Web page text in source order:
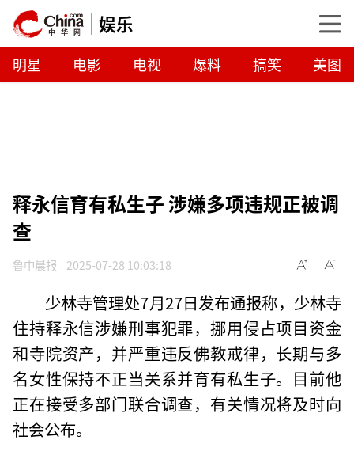
娱乐
明星 电影 电视 爆料 搞笑 美图
释永信育有私生子 涉嫌多项违规正被调
查
鲁中晨报 2025-07-28 10:03:18
少林寺管理处7月27日发布通报称，少林寺
住持释永信涉嫌刑事犯罪，挪用侵占项目资金
和寺院资产，并严重违反佛教戒律，长期与多
名女性保持不正当关系并育有私生子。目前他
正在接受多部门联合调查，有关情况将及时向
社会公布。